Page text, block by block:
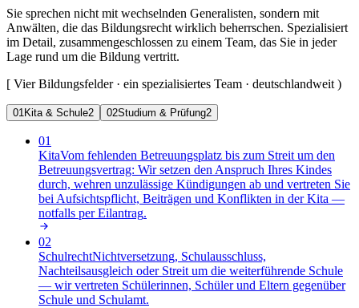
Sie sprechen nicht mit wechselnden Generalisten, sondern mit
Anwälten, die das Bildungsrecht wirklich beherrschen. Spezialisiert
im Detail, zusammengeschlossen zu einem Team, das Sie in jeder
Lage rund um die Bildung vertritt.
[ Vier Bildungsfelder · ein spezialisiertes Team · deutschlandweit)
01Kita & Schule2 02Studium & Prüfung2
01
KitaVom fehlenden Betreuungsplatz bis zum Streit um den
Betreuungsvertrag: Wir setzen den Anspruch Ihres Kindes
durch, wehren unzulässige Kündigungen ab und vertreten Sie
bei Aufsichtspflicht, Beiträgen und Konflikten in der Kita —
notfalls per Eilantrag.
02
SchulrechtNichtversetzung, Schulausschluss,
Nachteilsausgleich oder Streit um die weiterführende Schule
— wir vertreten Schülerinnen, Schüler und Eltern gegenüber
Schule und Schulamt.